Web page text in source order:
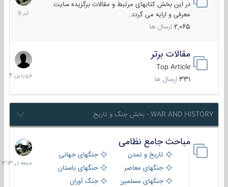
در این بخش کتابهای مرتبط و مقالات برگزیده سایت
معرفی و ارایه می گردد.
2,065 ارسال ها
1405
مقالات برتر
Top Article
331 ارسال ها
29
فروردین
1404
WAR AND HISTORY - بخش جنگ و تاریخ
مباحث جامع نظامی
تاریخ و تمدن
جنگهای جهانی
جنگهای معاصر
جنگهای باستان
جنگهای مسلمین
جنگ آوران
جمعه
در
12:13